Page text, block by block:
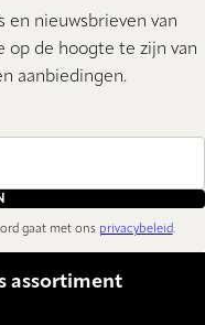
en nieuwsbrieven van
op de hoogte te zijn van
aanbiedingen.
gaat met ons privacybeleid.
assortiment